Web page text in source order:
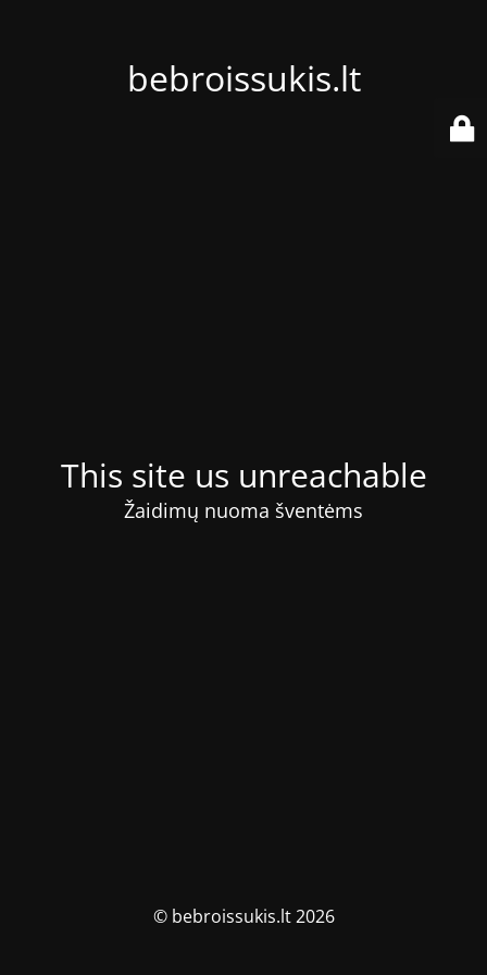
bebroissukis.lt
This site us unreachable
Žaidimų nuoma šventėms
© bebroissukis.lt 2026